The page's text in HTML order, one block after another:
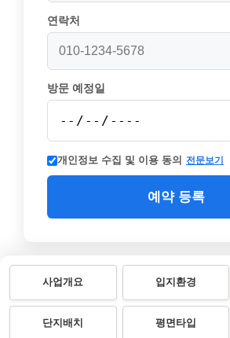
연락처
방문 예정일
개인정보 수집 및 이용 동의 전문보기
예약 등록
사업개요 입지환경
단지배치 평면타입